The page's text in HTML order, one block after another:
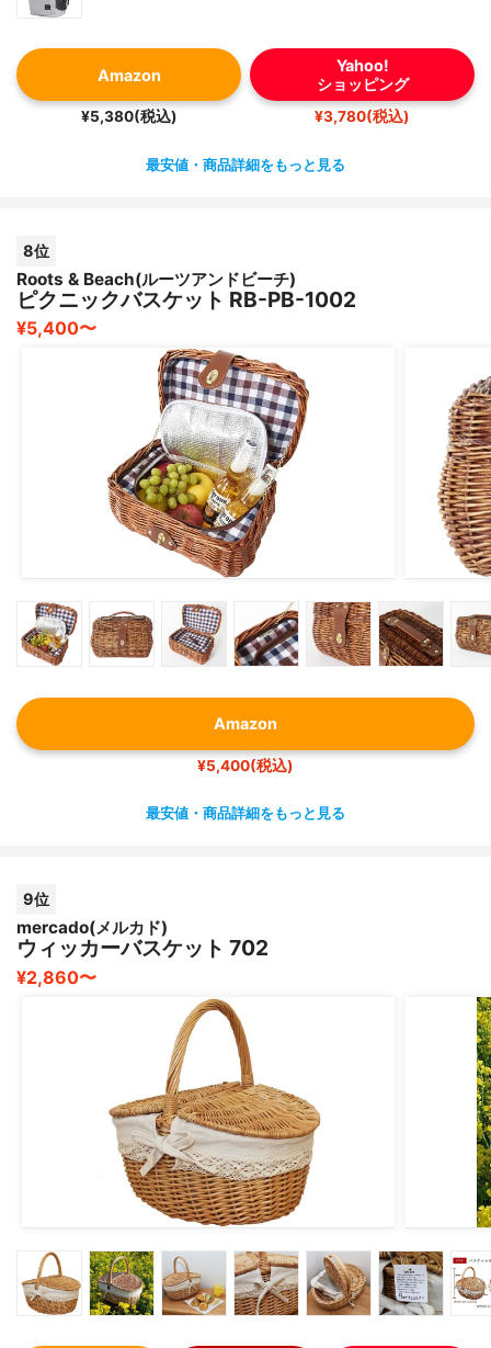
Amazon
¥5,380(税込)
Yahoo!
ショッピング
¥3,780(税込)
最安値・商品詳細をもっと見る
8位
Roots & Beach(ルーツアンドビーチ)
ピクニックバスケット RB-PB-1002
¥5,400〜
Amazon
¥5,400(税込)
最安値・商品詳細をもっと見る
9位
mercado(メルカド)
ウィッカーバスケット 702
¥2,860〜